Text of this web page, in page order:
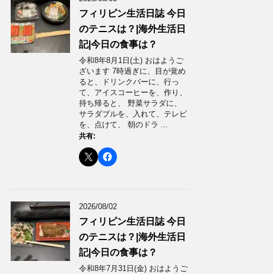
フィリピン生活日誌 今日
のテニスは？|海外生活日
記|今日の食事は？
令和8年8月1日(土) おはようご
ざいます 7時過ぎに、目が覚め
ると、ドリンクバーに、行っ
て、アイスコーヒーを、作り、
持ち帰ると、 野菜サラダに、
サラダブルを、入れて、テレビ
を、点けて、 朝のドラ ...
共有:
2026/08/02
フィリピン生活日誌 今日
のテニスは？|海外生活日
記|今日の食事は？
令和8年7月31日(金) おはようご